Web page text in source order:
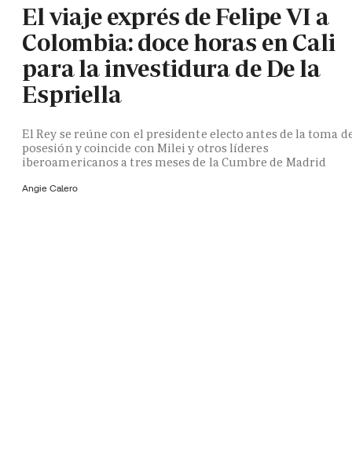
El viaje exprés de Felipe VI a
Colombia: doce horas en Cali
para la investidura de De la
Espriella
El Rey se reúne con el presidente electo antes de la toma
posesión y coincide con Milei y otros líderes
iberoamericanos a tres meses de la Cumbre de Madrid
Angie Calero